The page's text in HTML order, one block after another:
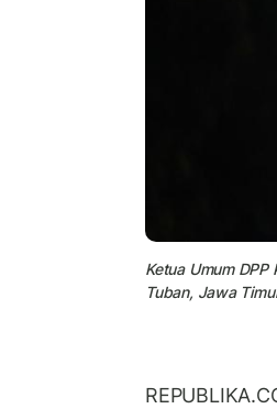
Ketua Umum
Tuban, Jawa